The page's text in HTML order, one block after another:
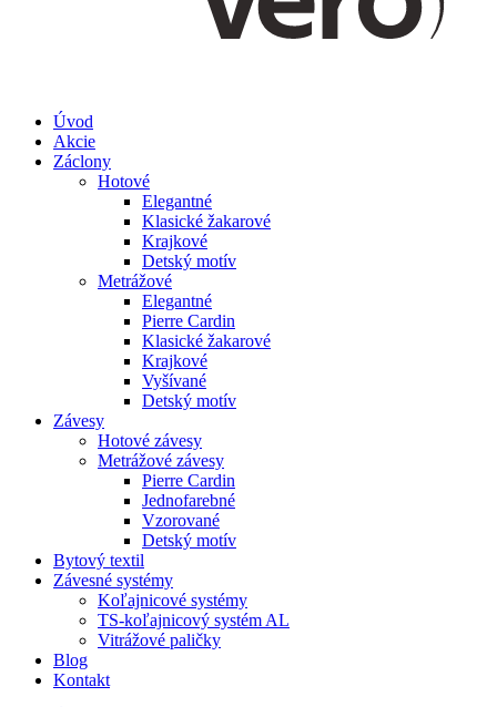
Úvod
Akcie
Záclony
Hotové
Elegantné
Klasické žakarové
Krajkové
Detský motív
Metrážové
Elegantné
Pierre Cardin
Klasické žakarové
Krajkové
Vyšívané
Detský motív
Závesy
Hotové závesy
Metrážové závesy
Pierre Cardin
Jednofarebné
Vzorované
Detský motív
Bytový textil
Závesné systémy
Koľajnicové systémy
TS-koľajnicový systém AL
Vitrážové paličky
Blog
Kontakt